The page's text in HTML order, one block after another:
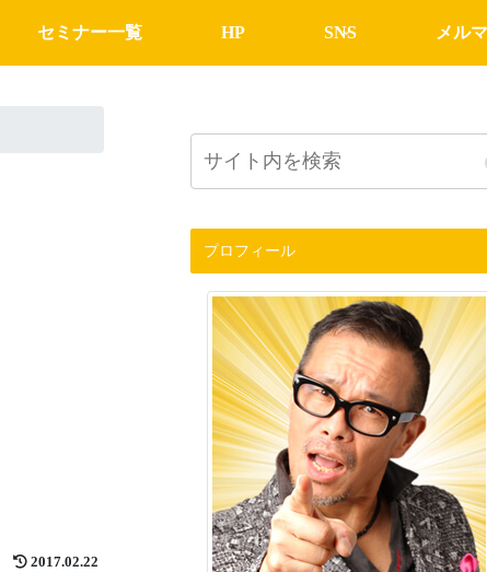
セミナー一覧 HP SNS メル
2017.02.22
プロフィール